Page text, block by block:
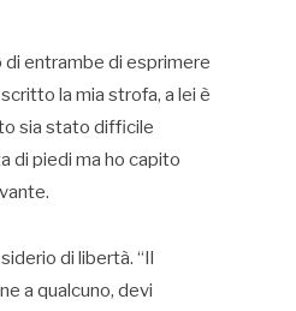
di entrambe di esprimere
la mia strofa, a lei è
sia stato difficile
di piedi ma ho capito
di libertà. “Il
a qualcuno, devi